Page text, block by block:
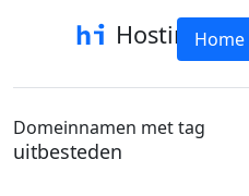
HostinfoHome
Domeinnamen met tag
uitbesteden